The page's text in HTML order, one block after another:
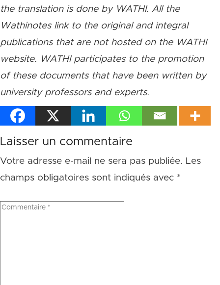
the translation is done by WATHI. All the
Wathinotes link to the original and integral
publications that are not hosted on the WATHI
website. WATHI participates to the promotion
of these documents that have been written by
university professors and experts.
Laisser un commentaire
Votre adresse e-mail ne sera pas publiée. Les
champs obligatoires sont indiqués avec *